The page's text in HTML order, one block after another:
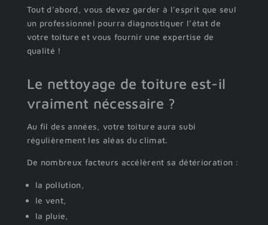
Tout d’abord, vous devez garder à l’esprit que seul
un professionnel pourra diagnostiquer l’état de
votre toiture et vous fournir une expertise de
qualité !
Le nettoyage de toiture est-il
vraiment nécessaire ?
Au fil des années, votre toiture aura subi
régulièrement les aléas du climat.
De nombreux facteurs accélèrent sa détérioration :
la pollution,
le vent,
la pluie,